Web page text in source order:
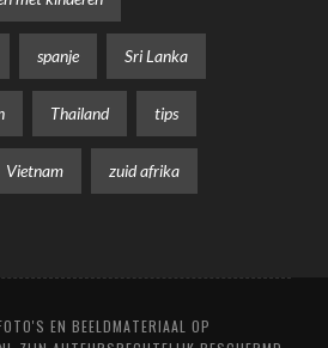
spanje Sri Lanka
Thailand tips
Vietnam zuid afrika
EN BEELDMATERIAAL OP